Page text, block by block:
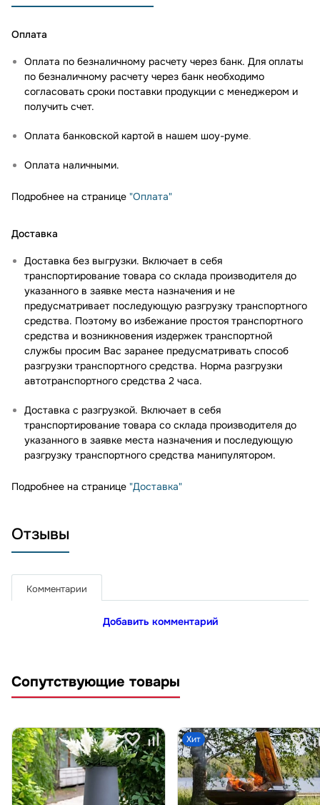
Оплата
Оплата по безналичному расчету через банк. Для оплаты
по безналичному расчету через банк необходимо
согласовать сроки поставки продукции с менеджером и
получить счет.
Оплата банковской картой в нашем шоу-руме.
Оплата наличными.
Подробнее на странице "Оплата"
Доставка
Доставка без выгрузки. Включает в себя
транспортирование товара со склада производителя до
указанного в заявке места назначения и не
предусматривает последующую разгрузку транспортного
средства. Поэтому во избежание простоя транспортного
средства и возникновения издержек транспортной
службы просим Вас заранее предусматривать способ
разгрузки транспортного средства. Норма разгрузки
автотранспортного средства 2 часа.
Доставка с разгрузкой. Включает в себя
транспортирование товара со склада производителя до
указанного в заявке места назначения и последующую
разгрузку транспортного средства манипулятором.
Подробнее на странице "Доставка"
Отзывы
Комментарии
Добавить комментарий
Сопутствующие товары
Хит